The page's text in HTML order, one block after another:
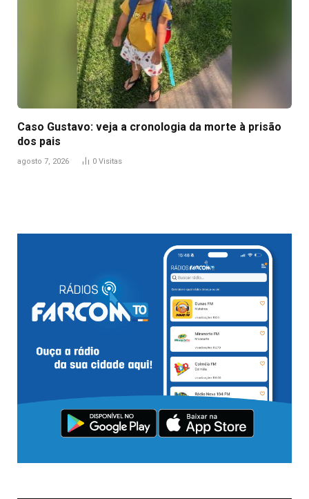
Caso Gustavo: veja a cronologia da morte à prisão
dos pais
agosto 7, 2026 0 Visitas